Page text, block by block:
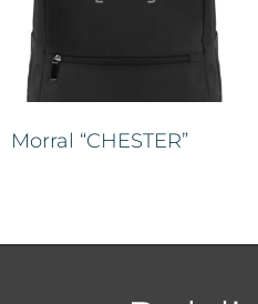
Morral “CHESTER”